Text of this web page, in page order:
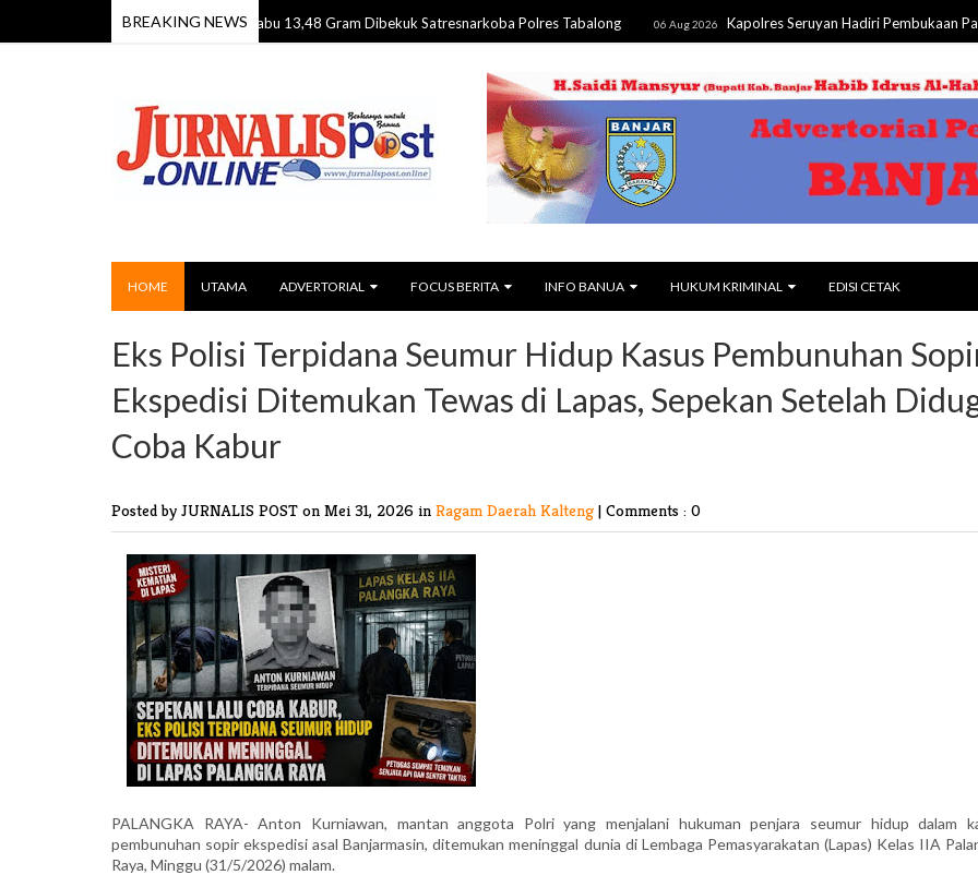
BREAKING NEWS
di Jaro, Pengedar Sabu 13,48 Gram Dibekuk Satresnarkoba Polres Tabalong 06 Aug 2026 Kapolres Seruyan Hadiri Pembukaan Pameran
HOME UTAMA ADVERTORIAL FOCUS BERITA INFO BANUA HUKUM KRIMINAL EDISI CETAK
Eks Polisi Terpidana Seumur Hidup Kasus Pembunuhan
Ekspedisi Ditemukan Tewas di Lapas, Sepekan Setelah
Coba Kabur
Posted by JURNALIS POST on Mei 31, 2026 in Ragam Daerah Kalteng | Comments : 0
PALANGKA RAYA- Anton Kurniawan, mantan anggota Polri yang menjalani hukuman penjara seumur hidup dalam
pembunuhan sopir ekspedisi asal Banjarmasin, ditemukan meninggal dunia di Lembaga Pemasyarakatan (Lapas) Kelas IIA
Raya, Minggu (31/5/2026) malam.